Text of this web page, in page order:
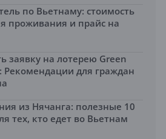
по Вьетнаму: стоимость
проживания и прайс на
заявку на лотерею Green
Рекомендации для граждан
из Нячанга: полезные 10
тех, кто едет во Вьетнам